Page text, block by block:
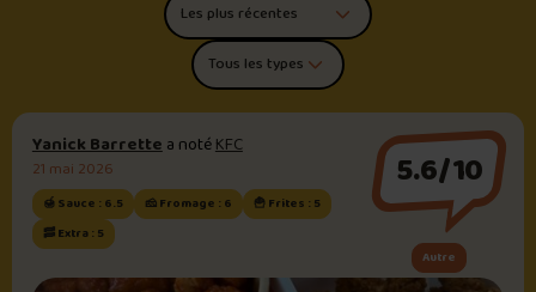
Trier les commentaires
Filtrer par type de poutine
Yanick Barrettea notéKFC
21 mai 2026
🍯 Sauce : 6.5 🧀 Fromage : 6
🍟 Frites : 5
🥓 Extra : 5
5.6/10
Autre